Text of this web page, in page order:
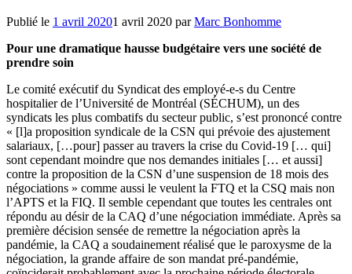
Publié le 1 avril 20201 avril 2020 parMarc Bonhomme
Pour une dramatique hausse budgétaire vers une société de
prendre soin
Le comité exécutif du Syndicat des employé-e-s du Centre
hospitalier de l’Université de Montréal (SÉCHUM), un des
syndicats les plus combatifs du secteur public, s’est prononcé contre
« [l]a proposition syndicale de la CSN qui prévoie des ajustement
salariaux, […pour] passer au travers la crise du Covid-19 [… qui]
sont cependant moindre que nos demandes initiales [… et aussi]
contre la proposition de la CSN d’une suspension de 18 mois des
négociations » comme aussi le veulent la FTQ et la CSQ mais non
l’APTS et la FIQ. Il semble cependant que toutes les centrales ont
répondu au désir de la CAQ d’une négociation immédiate. Après sa
première décision sensée de remettre la négociation après la
pandémie, la CAQ a soudainement réalisé que le paroxysme de la
négociation, la grande affaire de son mandat pré-pandémie,